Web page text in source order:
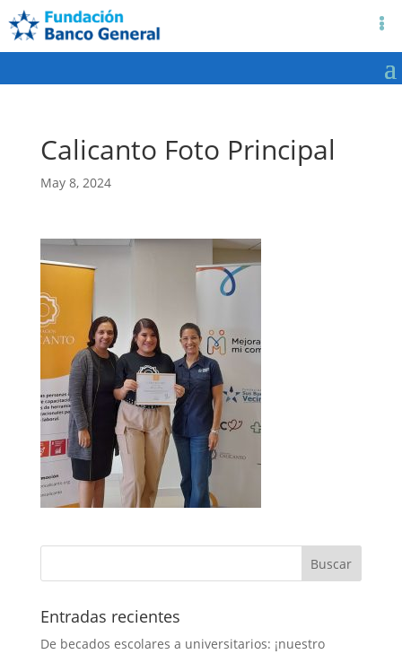
Calicanto Foto Principal
May 8, 2024
Entradas recientes
De becados escolares a universitarios: ¡nuestro